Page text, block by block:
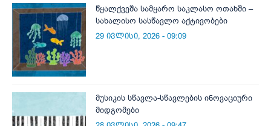
წყალქვეშა სამყარო საკლასო ოთახში –
სახალისო სასწავლო აქტივობები
29 ივლისი, 2026 - 09:09
მუსიკის სწავლა-სწავლების ინოვაციური
მიდგომები